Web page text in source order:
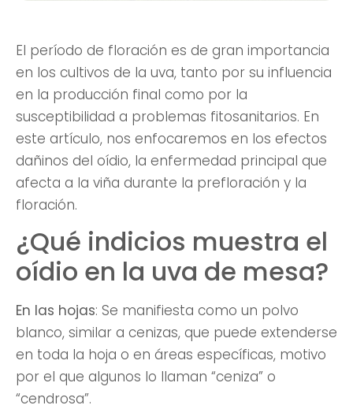
El período de floración es de gran importancia
en los cultivos de la uva, tanto por su influencia
en la producción final como por la
susceptibilidad a problemas fitosanitarios. En
este artículo, nos enfocaremos en los efectos
dañinos del oídio, la enfermedad principal que
afecta a la viña durante la prefloración y la
floración.
¿Qué indicios muestra el
oídio en la uva de mesa?
En las hojas: Se manifiesta como un polvo
blanco, similar a cenizas, que puede extenderse
en toda la hoja o en áreas específicas, motivo
por el que algunos lo llaman “ceniza” o
“cendrosa”.